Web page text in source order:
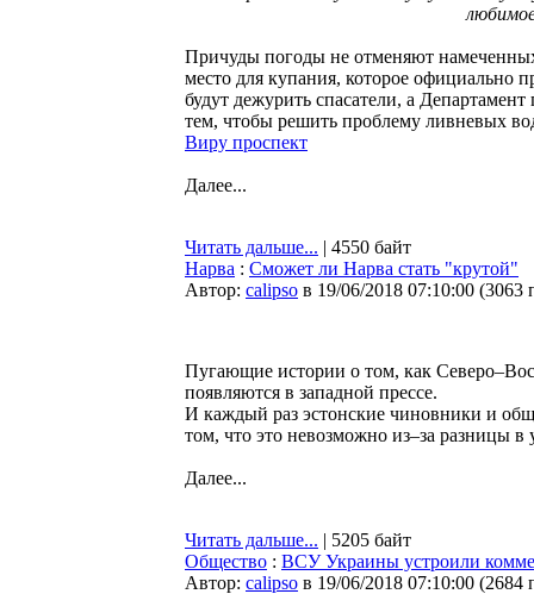
Причуды погоды не отменяют
место для купания, которое официально
будут дежурить спасатели, а
тем, чтобы решить проблему ливневых
Виру проспект
Далее...
Читать дальше... | 4550 байт
Нарва : Сможет ли Нарва стать "крутой"
Автор: calipso в 19/06/2018 07:10:00 (3063
Пугающие истории о том, как
появляются в западной прессе.
И каждый раз эстонские чиновники и
том, что это невозможно из–за разницы
Далее...
Читать дальше... | 5205 байт
Общество : ВСУ Украины устроили
Автор: calipso в 19/06/2018 07:10:00 (2684